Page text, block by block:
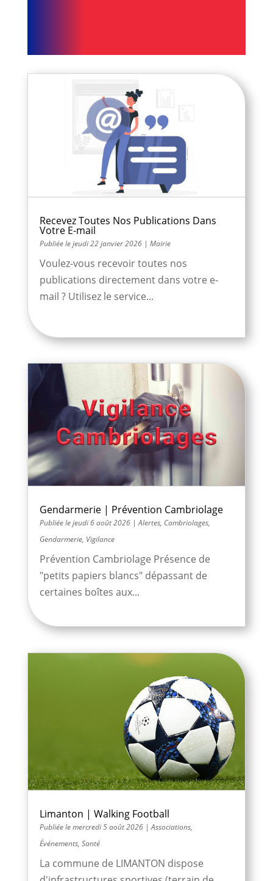
Recevez Toutes Nos Publications Dans
Votre E-mail
jeudi 22 janvier 2026| Mairie
Voulez-vous recevoir toutes nos
publications directement dans votre e-
mail ? Utilisez le service...
Gendarmerie | Prévention Cambriolage
jeudi 6 août 2026|Alertes, Cambriolages,
Gendarmerie, Vigilance
Prévention Cambriolage Présence de
"petits papiers blancs" dépassant de
certaines boîtes aux...
Limanton | Walking Football
mercredi 5 août 2026|Associations,
Événements, Santé
La commune de LIMANTON dispose